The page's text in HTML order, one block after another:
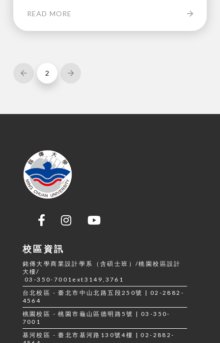
READ MORE
Prev 2 Next
校區資訊
銘傳大學商業設計學系（含碩士班）/桃園校區設計
大樓/
03-350-7001ext3149,3761
台北校區 - 臺北市中山北路五段250號 | 02-2882-
4564
桃園校區 - 桃園市龜山區德明路5號 | 03-350-
7001
基河校區 - 臺北市基河路130號4樓 | 02-2882-